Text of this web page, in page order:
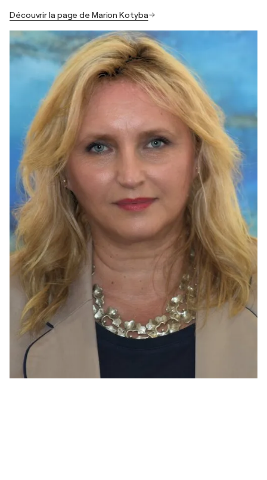
Découvrir la page de Marion Kotyba